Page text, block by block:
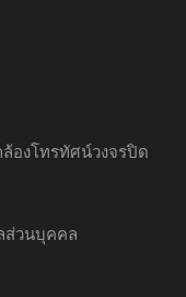
องโทรทัศน์วงจรปิด
ส่วนบุคคล